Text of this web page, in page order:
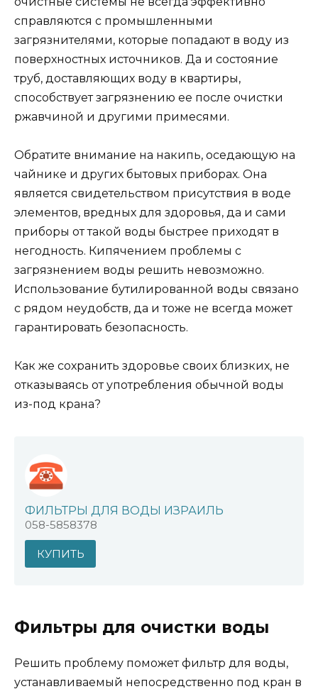
справляются с промышленными
загрязнителями, которые попадают в воду из
поверхностных источников. Да и состояние
труб, доставляющих воду в квартиры,
способствует загрязнению ее после очистки
ржавчиной и другими примесями.
Обратите внимание на накипь, оседающую на
чайнике и других бытовых приборах. Она
является свидетельством присутствия в воде
элементов, вредных для здоровья, да и сами
приборы от такой воды быстрее приходят в
негодность. Кипячением проблемы с
загрязнением воды решить невозможно.
Использование бутилированной воды связано
с рядом неудобств, да и тоже не всегда может
гарантировать безопасность.
Как же сохранить здоровье своих близких, не
отказываясь от употребления обычной воды
из-под крана?
ФИЛЬТРЫ ДЛЯ ВОДЫ ИЗРАИЛЬ
058-5858378
КУПИТЬ
Фильтры для очистки воды
Решить проблему поможет фильтр для воды,
устанавливаемый непосредственно под кран в